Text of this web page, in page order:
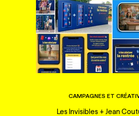
CAMPAGNES ET
Les Invisibles + Jean